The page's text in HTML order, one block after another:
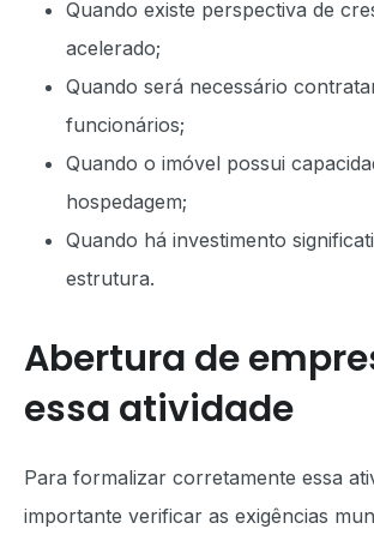
Quando existe perspectiva de
acelerado;
Quando será necessário
funcionários;
Quando o imóvel possui
hospedagem;
Quando há investimento
estrutura.
Abertura de
essa atividade
Para formalizar corretamente essa
importante verificar as exigências